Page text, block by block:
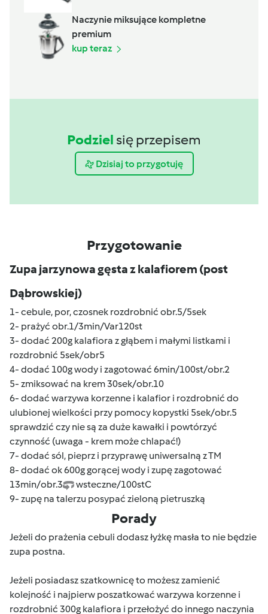
Naczynie miksujące kompletne
premium
kup teraz
Podziel się przepisem
Dzisiaj to przygotuję
Przygotowanie
Zupa jarzynowa gęsta z kalafiorem (post
Dąbrowskiej)
1- cebule, por, czosnek rozdrobnić obr.5/5sek
2- prażyć obr.1/3min/Var120st
3- dodać 200g kalafiora z głąbem i małymi listkami i
rozdrobnić 5sek/obr5
4- dodać 100g wody i zagotować 6min/100st/obr.2
5- zmiksować na krem 30sek/obr.10
6- dodać warzywa korzenne i kalafior i rozdrobnić do
ulubionej wielkości przy pomocy kopystki 5sek/obr.5
sprawdzić czy nie są za duże kawałki i powtórzyć
czynność (uwaga - krem może chlapać!)
7- dodać sól, pieprz i przyprawę uniwersalną z TM
8- dodać ok 600g gorącej wody i zupę zagotować
13min/obr.3
wsteczne/100stC
9- zupę na talerzu posypać zieloną pietruszką
Porady
Jeżeli do prażenia cebuli dodasz łyżkę masła to nie będzie
zupa postna.
Jeżeli posiadasz szatkownicę to możesz zamienić
kolejność i najpierw poszatkować warzywa korzenne i
rozdrobnić 300g kalafiora i przełożyć do innego naczynia